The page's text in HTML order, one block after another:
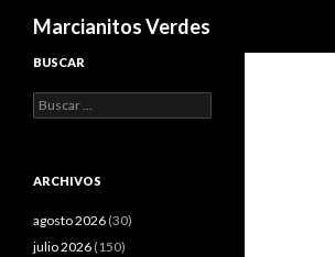
Marcianitos Verdes
BUSCAR
Buscar:
ARCHIVOS
agosto 2026 (30)
julio 2026 (150)